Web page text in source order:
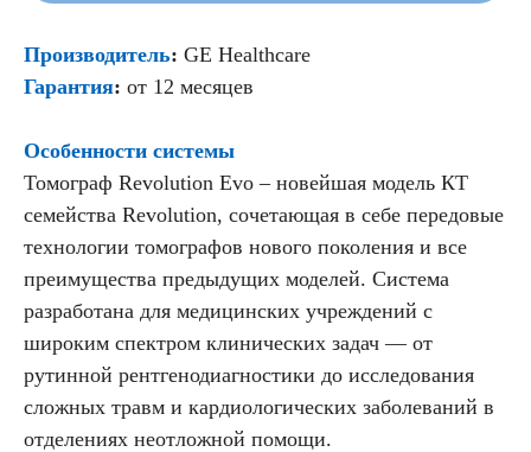
Производитель: GE Healthcare
Гарантия: от 12 месяцев
Особенности системы
Томограф Revolution Evo – новейшая модель КТ
семейства Revolution, сочетающая в себе передовые
технологии томографов нового поколения и все
преимущества предыдущих моделей. Система
разработана для медицинских учреждений с
широким спектром клинических задач — от
рутинной рентгенодиагностики до исследования
сложных травм и кардиологических заболеваний в
отделениях неотложной помощи.